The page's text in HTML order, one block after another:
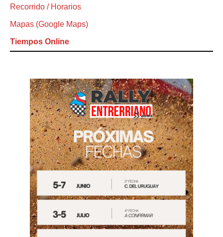
Recorrido / Horarios
Mapas (Google Maps)
Tiempos Online